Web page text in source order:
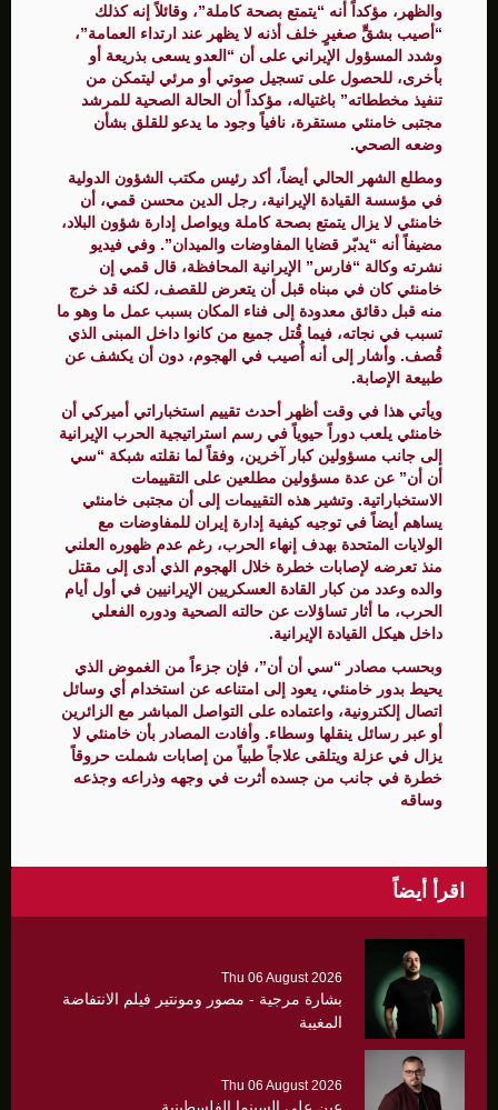
والظهر، مؤكداً أنه “يتمتع بصحة كاملة”، وقائلاً إنه كذلك
“أصيب بشقٍّ صغيرٍ خلف أذنه لا يظهر عند ارتداء العمامة”،
وشدد المسؤول الإيراني على أن “العدو يسعى بذريعة أو
بأخرى، للحصول على تسجيل صوتي أو مرئي ليتمكن من
تنفيذ مخططاته” باغتياله، مؤكداً أن الحالة الصحية للمرشد
مجتبى خامنئي مستقرة، نافياً وجود ما يدعو للقلق بشأن
وضعه الصحي.
ومطلع الشهر الحالي أيضاً، أكد رئيس مكتب الشؤون الدولية
في مؤسسة القيادة الإيرانية، رجل الدين محسن قمي، أن
خامنئي لا يزال يتمتع بصحة كاملة ويواصل إدارة شؤون البلاد،
مضيفاً أنه “يدبّر قضايا المفاوضات والميدان”. وفي فيديو
نشرته وكالة “فارس” الإيرانية المحافظة، قال قمي إن
خامنئي كان في مبناه قبل أن يتعرض للقصف، لكنه قد خرج
منه قبل دقائق معدودة إلى فناء المكان بسبب عمل ما وهو ما
تسبب في نجاته، فيما قُتل جميع من كانوا داخل المبنى الذي
قُصف. وأشار إلى أنه أُصيب في الهجوم، دون أن يكشف عن
طبيعة الإصابة.
ويأتي هذا في وقت أظهر أحدث تقييم استخباراتي أميركي أن
خامنئي يلعب دوراً حيوياً في رسم استراتيجية الحرب الإيرانية
إلى جانب مسؤولين كبار آخرين، وفقاً لما نقلته شبكة “سي
أن أن” عن عدة مسؤولين مطلعين على التقييمات
الاستخباراتية. وتشير هذه التقييمات إلى أن مجتبى خامنئي
يساهم أيضاً في توجيه كيفية إدارة إيران للمفاوضات مع
الولايات المتحدة بهدف إنهاء الحرب، رغم عدم ظهوره العلني
منذ تعرضه لإصابات خطرة خلال الهجوم الذي أدى إلى مقتل
والده وعدد من كبار القادة العسكريين الإيرانيين في أول أيام
الحرب، ما أثار تساؤلات عن حالته الصحية ودوره الفعلي
داخل هيكل القيادة الإيرانية.
وبحسب مصادر “سي أن أن”، فإن جزءاً من الغموض الذي
يحيط بدور خامنئي، يعود إلى امتناعه عن استخدام أي وسائل
اتصال إلكترونية، واعتماده على التواصل المباشر مع الزائرين
أو عبر رسائل ينقلها وسطاء. وأفادت المصادر بأن خامنئي لا
يزال في عزلة ويتلقى علاجاً طبياً من إصابات شملت حروقاً
خطرة في جانب من جسده أثرت في وجهه وذراعه وجذعه
وساقه
اقرأ أيضاً
Thu 06 August 2026
بشارة مرجية - مصور ومونتير فيلم الانتفاضة
المغيبة
Thu 06 August 2026